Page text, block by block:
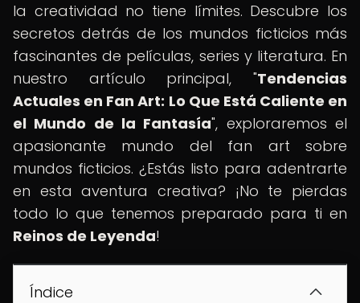
la creatividad no tiene límites. Descubre los
secretos detrás de los mundos ficticios más
fascinantes de películas, series y literatura. En
nuestro artículo principal, "Tendencias
Actuales en Fan Art: Lo Que Está Caliente en
el Mundo de la Fantasía", exploraremos el
apasionante mundo del fan art sobre
mundos ficticios. ¿Estás listo para adentrarte
en esta aventura creativa? ¡No te pierdas
todo lo que tenemos preparado para ti en
Reinos de Leyenda!
Índice